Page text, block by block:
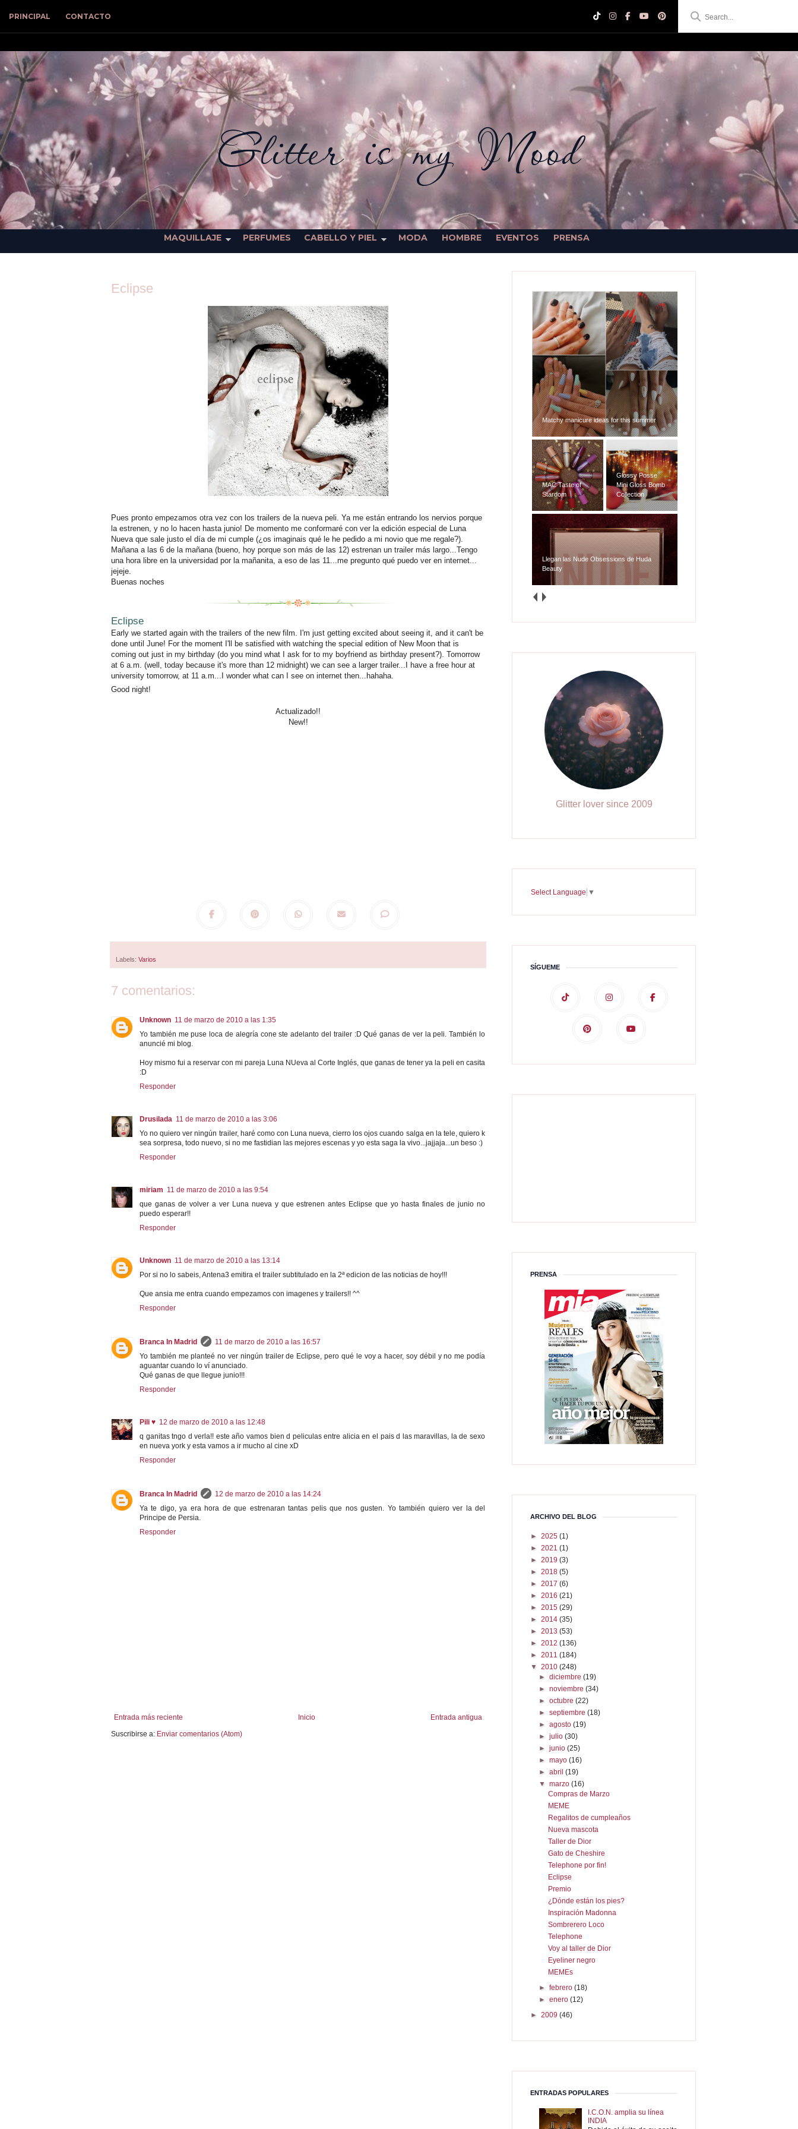
PRINCIPAL CONTACTO
Glitter is my Mood
MAQUILLAJE PERFUMES CABELLO Y PIEL MODA HOMBRE EVENTOS
PRENSA
Eclipse
Pues pronto empezamos otra vez con los trailers de la nueva peli. Ya me están entrando los nervios porque
la estrenen, y no lo hacen hasta junio! De momento me conformaré con ver la edición especial de Luna
Nueva que sale justo el día de mi cumple (¿os imaginais qué le he pedido a mi novio que me regale?).
Mañana a las 6 de la mañana (bueno, hoy porque son más de las 12) estrenan un trailer más largo...Tengo
una hora libre en la universidad por la mañanita, a eso de las 11...me pregunto qué puedo ver en internet...
jejeje.
Buenas noches
Eclipse
Early we started again with the trailers of the new film. I'm just getting excited about seeing it, and it can't be
done until June! For the moment I'll be satisfied with watching the special edition of New Moon that is
coming out just in my birthday (do you mind what I ask for to my boyfriend as birthday present?). Tomorrow
at 6 a.m. (well, today because it's more than 12 midnight) we can see a larger trailer...I have a free hour at
university tomorrow, at 11 a.m...I wonder what can I see on internet then...hahaha.
Good night!
Actualizado!!
New!!
Labels: Varios
7 comentarios:
Unknown 11 de marzo de 2010 a las 1:35
Yo también me puse loca de alegría cone ste adelanto del trailer :D Qué ganas de ver la peli. También lo
anuncié mi blog.
Hoy mismo fui a reservar con mi pareja Luna NUeva al Corte Inglés, que ganas de tener ya la peli en casita
:D
Responder
Drusilada 11 de marzo de 2010 a las 3:06
Yo no quiero ver ningún trailer, haré como con Luna nueva, cierro los ojos cuando salga en la tele, quiero k
sea sorpresa, todo nuevo, si no me fastidian las mejores escenas y yo esta saga la vivo...jajjaja...un beso :)
Responder
miriam 11 de marzo de 2010 a las 9:54
que ganas de volver a ver Luna nueva y que estrenen antes Eclipse que yo hasta finales de junio no
puedo esperar!!
Responder
Unknown 11 de marzo de 2010 a las 13:14
Por si no lo sabeis, Antena3 emitira el trailer subtitulado en la 2ª edicion de las noticias de hoy!!!
Que ansia me entra cuando empezamos con imagenes y trailers!! ^^
Responder
Branca In Madrid
11 de marzo de 2010 a las 16:57
Yo también me planteé no ver ningún trailer de Eclipse, pero qué le voy a hacer, soy débil y no me podía
aguantar cuando lo ví anunciado.
Qué ganas de que llegue junio!!!
Responder
Pili ♥ 12 de marzo de 2010 a las 12:48
q ganitas tngo d verla!! este año vamos bien d peliculas entre alicia en el pais d las maravillas, la de sexo
en nueva york y esta vamos a ir mucho al cine xD
Responder
Branca In Madrid
12 de marzo de 2010 a las 14:24
Ya te digo, ya era hora de que estrenaran tantas pelis que nos gusten. Yo también quiero ver la del
Principe de Persia.
Responder
Entrada más reciente Entrada antigua
Inicio
Suscribirse a: Enviar comentarios (Atom)
Matchy manicure ideas for this summer
MAC Taste of
Stardom
Glossy Posse
Mini Gloss Bomb
Collection
Llegan las Nude Obsessions de Huda
Beauty
Glitter lover since 2009
Select Language ▼
SÍGUEME
PRENSA
ARCHIVO DEL BLOG
► 2025 (1)
► 2021 (1)
► 2019 (3)
► 2018 (5)
► 2017 (6)
► 2016 (21)
► 2015 (29)
► 2014 (35)
► 2013 (53)
► 2012 (136)
► 2011 (184)
▼ 2010 (248)
►diciembre(19)
►noviembre(34)
►octubre(22)
►septiembre(18)
►agosto(19)
►julio(30)
►junio(25)
►mayo(16)
►abril(19)
▼marzo(16)
Compras de Marzo
MEME
Regalitos de cumpleaños
Nueva mascota
Taller de Dior
Gato de Cheshire
Telephone por fin!
Eclipse
Premio
¿Dónde están los pies?
Inspiración Madonna
Sombrerero Loco
Telephone
Voy al taller de Dior
Eyeliner negro
MEMEs
►febrero(18)
►enero(12)
► 2009 (46)
ENTRADAS POPULARES
I.C.O.N. amplia su línea
INDIA